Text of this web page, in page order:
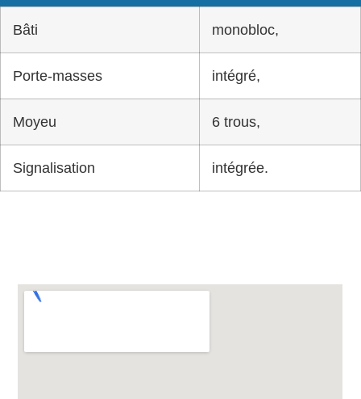
Bâti monobloc,
Porte-masses intégré,
Moyeu 6 trous,
Signalisation intégrée.